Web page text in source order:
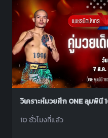
10 ชั่วโมงที่แล้ว